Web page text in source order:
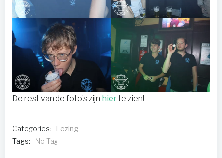
De rest van de foto’s zijn hierte zien!
Categories:
Lezing
Tags:
No Tag